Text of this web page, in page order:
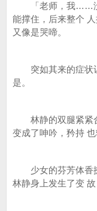
「老师，我……没
能撑住，后来整个
又像是哭啼。
突如其来的症状让
是。
林静的双腿紧紧合
变成了呻吟，矜持 也
少女的芬芳体香撩
林静身上发生了变